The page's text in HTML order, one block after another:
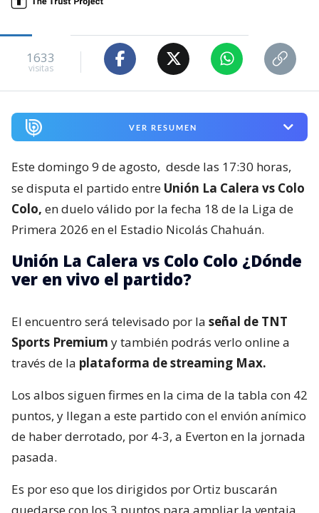
1633
visitas
VER RESUMEN
Este domingo 9 de agosto, desde las 17:30 horas,
se disputa el partido entre Unión La Calera vs Colo
Colo, en duelo válido por la fecha 18 de la Liga de
Primera 2026 en el Estadio Nicolás Chahuán.
Unión La Calera vs Colo Colo ¿Dónde
ver en vivo el partido?
El encuentro será televisado por la señal de TNT
Sports Premium y también podrás verlo online a
través de la plataforma de streaming Max.
Los albos siguen firmes en la cima de la tabla con 42
puntos, y llegan a este partido con el envión anímico
de haber derrotado, por 4-3, a Everton en la jornada
pasada.
Es por eso que los dirigidos por Ortiz buscarán